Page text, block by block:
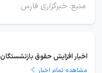
منبع: خبرگزاری فارس
اخبار افزایش حقوق بازنشستگان
مشاهده تمام اخبار